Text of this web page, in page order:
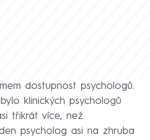
dostupnost psychologů.
klinických psychologů
třikrát více, než
psycholog asi na zhruba